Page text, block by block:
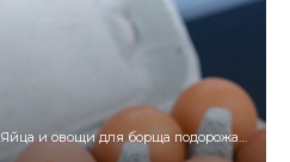
Яйца и овощи для борща подорожали за неделю на Кубани